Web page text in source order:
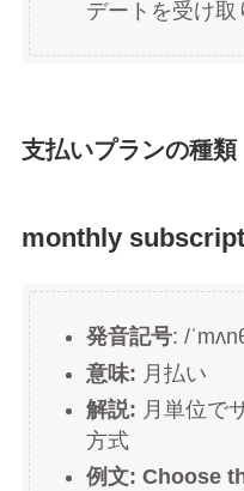
デートを受け取
支払いプランの種類
monthly
発音記号: /
意味: 月払い
解説: 月単位で
方式
例文: Choose